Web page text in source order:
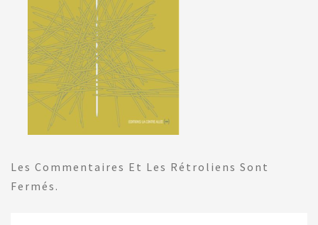
Les Commentaires Et Les Rétroliens Sont
Fermés.